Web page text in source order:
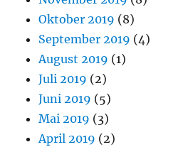
Oktober 2019 (8)
September 2019 (4)
August 2019 (1)
Juli 2019 (2)
Juni 2019 (5)
Mai 2019 (3)
April 2019 (2)